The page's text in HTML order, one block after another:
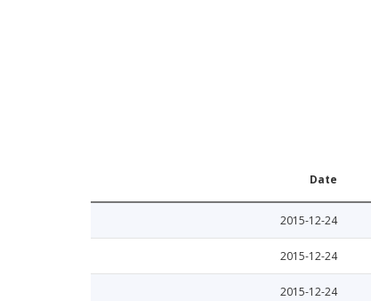
Date
2015-12-24
2015-12-24
2015-12-24